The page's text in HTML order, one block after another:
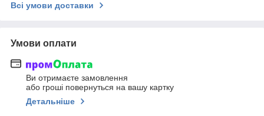
Всі умови доставки
Умови оплати
Ви отримаєте замовлення
або гроші повернуться на вашу картку
Детальніше